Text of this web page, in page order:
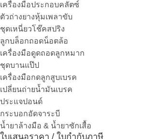
เครื่องมือประกอบคลัตซ์
ตัวถ่างยางหุ้มเพลาขับ
ชุดเหนี่ยวโช๊คสปริง
ลูกบล็อกถอดน็อตล้อ
เครื่องมือดูดถอดลูกหมาก
ชุดบานแป๊ป
เครื่องมือกดลูกสูบเบรค
เปลี่ยนถ่ายน้ำมันเบรค
ประแจปอนด์
กระบอกอัดจาระบี
น้ำยาล้างมือ & น้ำยาซักเสื้อ
ใบเสนอราคา / ใบกำกับภาษี